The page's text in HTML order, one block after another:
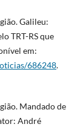
Galileu:
TRT-RS que
em:
686248.
Mandado de
André